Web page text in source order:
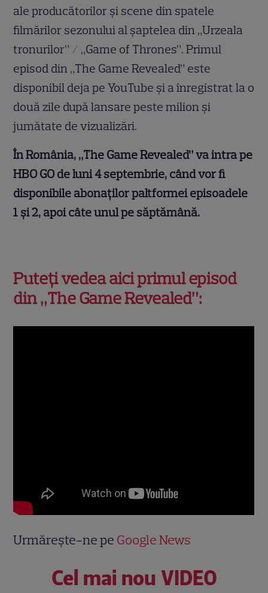
ale producătorilor și scene din spatele
filmărilor sezonului al șaptelea din „Urzeala
tronurilor” / „Game of Thrones”. Primul
episod din „The Game Revealed” este
disponibil deja pe YouTube și a înregistrat la o
două zile după lansare peste milion și
jumătate de vizualizări.
În România, „The Game Revealed” va intra pe
HBO GO de luni 4 septembrie, când vor fi
disponibile abonaților paltformei episoadele
1 și 2, apoi câte unul pe săptămână.
Puteți vedea aici primul episod
din „The Game Revealed”:
Urmărește-ne pe Google News
Cel mai nou VIDEO